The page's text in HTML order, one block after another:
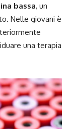
bassa, un
Nelle giovani è
una terapia